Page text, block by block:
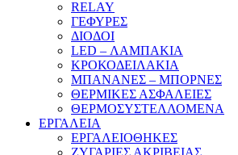
RELAY
ΓΕΦΥΡΕΣ
ΔΙΟΔΟΙ
LED – ΛΑΜΠΑΚΙΑ
ΚΡΟΚΟΔΕΙΛΑΚΙΑ
ΜΠΑΝΑΝΕΣ – ΜΠΟΡΝΕΣ
ΘΕΡΜΙΚΕΣ ΑΣΦΑΛΕΙΕΣ
ΘΕΡΜΟΣΥΣΤΕΛΛΟΜΕΝΑ
ΕΡΓΑΛΕΙΑ
ΕΡΓΑΛΕΙΟΘΗΚΕΣ
ΖΥΓΑΡΙΕΣ ΑΚΡΙΒΕΙΑΣ